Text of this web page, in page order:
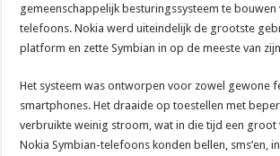
gemeenschappelijk besturingssysteem te
telefoons. Nokia werd uiteindelijk de grootste
platform en zette Symbian in op de meeste van
Het systeem was ontworpen voor zowel gewone
smartphones. Het draaide op toestellen met
verbruikte weinig stroom, wat in die tijd een groot
Nokia Symbian-telefoons konden bellen, sms’en,